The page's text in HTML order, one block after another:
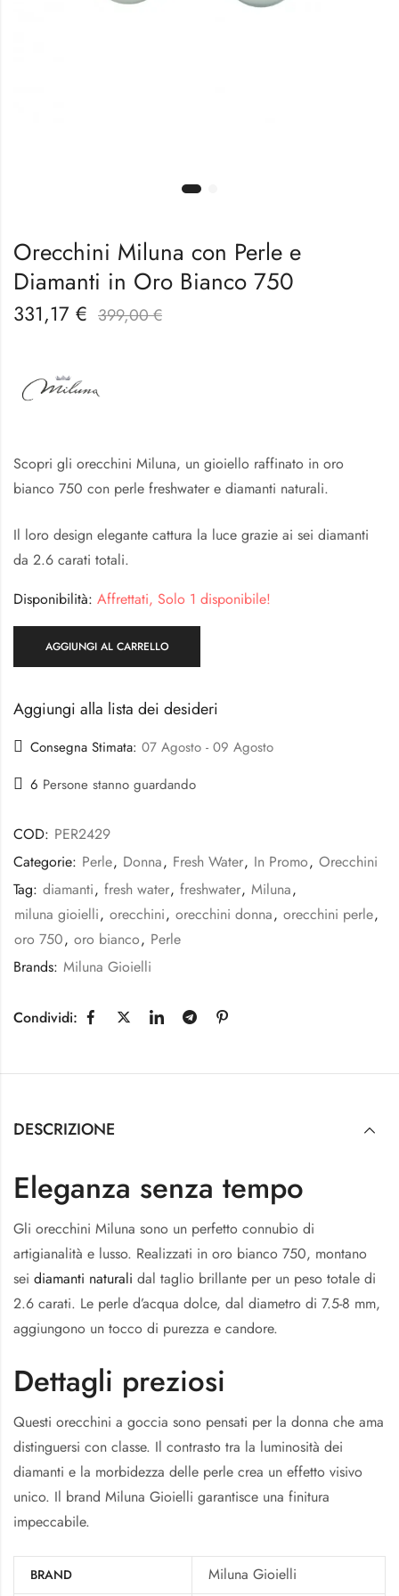
Orecchini Miluna con Perle e
Diamanti in Oro Bianco 750
331,17 € 399,00€
Scopri gli orecchini Miluna, un gioiello raffinato in oro
bianco 750 con perle freshwater e diamanti naturali.
Il loro design elegante cattura la luce grazie ai sei diamanti
da 2.6 carati totali.
Disponibilità: Affrettati, Solo 1 disponibile!
AGGIUNGI AL CARRELLO
Aggiungi alla lista dei desideri
Consegna Stimata: 07 Agosto - 09 Agosto
6 Persone stanno guardando
COD: PER2429
Categorie: Perle, Donna, Fresh Water, In Promo, Orecchini
Tag: diamanti, fresh water, freshwater, Miluna,
miluna gioielli, orecchini, orecchini donna, orecchini perle,
oro 750, oro bianco, Perle
Brands: Miluna Gioielli
Condividi:
DESCRIZIONE
Eleganza senza tempo
Gli orecchini Miluna sono un perfetto connubio di
artigianalità e lusso. Realizzati in oro bianco 750, montano
sei diamanti naturali dal taglio brillante per un peso totale di
2.6 carati. Le perle d’acqua dolce, dal diametro di 7.5-8 mm,
aggiungono un tocco di purezza e candore.
Dettagli preziosi
Questi orecchini a goccia sono pensati per la donna che ama
distinguersi con classe. Il contrasto tra la luminosità dei
diamanti e la morbidezza delle perle crea un effetto visivo
unico. Il brand Miluna Gioielli garantisce una finitura
impeccabile.
BRAND Miluna Gioielli